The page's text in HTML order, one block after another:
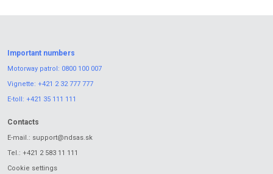
Important numbers
Motorway patrol: 0800 100 007
Vignette: +421 2 32 777 777
E-toll: +421 35 111 111
Contacts
E-mail.: support@ndsas.sk
Tel.: +421 2 583 11 111
Cookie settings